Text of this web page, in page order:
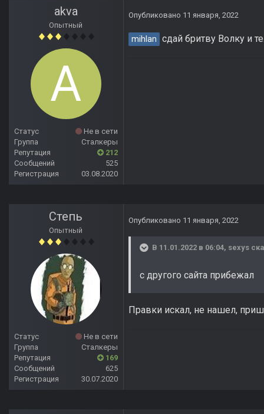
akva
Опытный
Статус
Не в сети
Группа
Сталкеры
Репутация
212
Сообщений
525
Регистрация
03.08.2020
Опубликовано 11 января, 2022
mihlan сдай бритву Волку и
Степь
Опытный
Статус
Не в сети
Группа
Сталкеры
Репутация
169
Сообщений
625
Регистрация
30.07.2020
Опубликовано 11 января, 2022
В 11.01.2022 в 06:04, sexys
с другого сайта прибежал
Правки искал, не нашел,